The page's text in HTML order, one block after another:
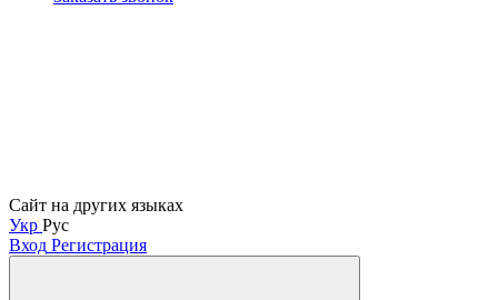
Сайт на других языках
Укр Рус
Вход Регистрация